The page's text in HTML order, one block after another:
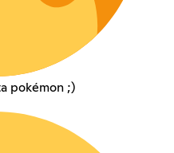
pokémon ;)